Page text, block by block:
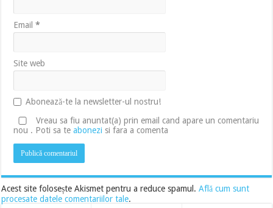
Email*
Site web
Abonează-te la newsletter-ul nostru!
Vreau sa fiu anuntat(a) prin email cand apare un comentariu
nou . Poti sa teabonezi si fara a comenta
Acest site folosește Akismet pentru a reduce spamul.Află cum sunt
procesate datele comentariilor tale.